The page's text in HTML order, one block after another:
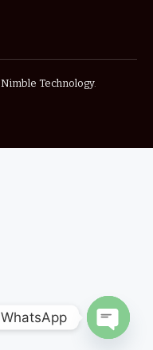
Nimble Technology.
WhatsApp